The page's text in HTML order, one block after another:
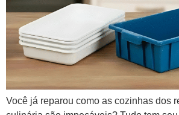
Você já reparou como as cozinhas dos